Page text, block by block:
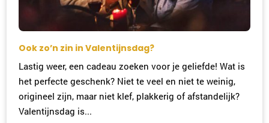
Ook zo’n zin in Valentijnsdag?
Lastig weer, een cadeau zoeken voor je geliefde! Wat is
het perfecte geschenk? Niet te veel en niet te weinig,
origineel zijn, maar niet klef, plakkerig of afstandelijk?
Valentijnsdag is...